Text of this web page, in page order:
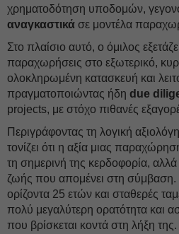
χρηματοδότηση υποδομών,
αναγκαστικά σε μοντέλα
Στο πλαίσιο αυτό, ο όμιλος
παραχωρήσεις στο εξωτερικό,
ολοκληρωμένη κατασκευή και
πραγματοποιώντας ήδη due
projects, με στόχο πιθανές
Περιγράφοντας τη λογική
τονίζει ότι η αξία μιας
τη σημερινή της κερδοφορία,
ζωής που απομένει στη
ορίζοντα 25 ετών και σταθερές
πολύ μεγαλύτερη ορατότητα και
που βρίσκεται κοντά στη λήξη της.